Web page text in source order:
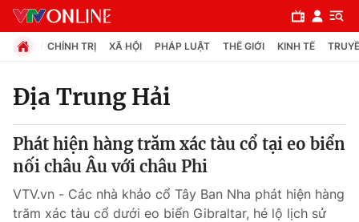
Chuyên mục
Chính trị
Xã hội
CHÍNH TRỊ XÃ HỘI PHÁP LUẬT THẾ GIỚI KINH TẾ
Địa Trung Hải
Phát hiện hàng trăm xác tàu cổ tại eo biển
nối châu Âu với châu Phi
VTV.vn - Các nhà khảo cổ Tây Ban Nha phát hiện hàng
trăm xác tàu cổ dưới eo biển Gibraltar, hé lộ lịch sử